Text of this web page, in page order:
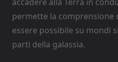
permette la comprensione
essere possibile su mondi
parti della galassia.